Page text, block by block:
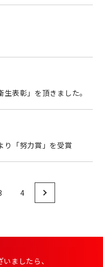
表彰」を頂きました。
り「努力賞」を受賞
4
ましたら、